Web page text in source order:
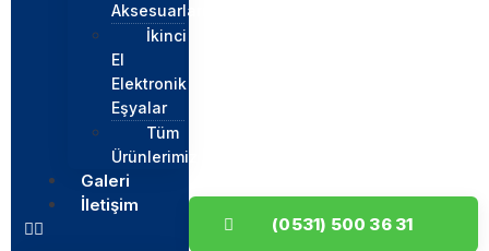
Aksesuarları
İkinci
El
Elektronik
Eşyalar
Tüm
Ürünlerimiz
Galeri
İletişim
(0531) 500 36 31